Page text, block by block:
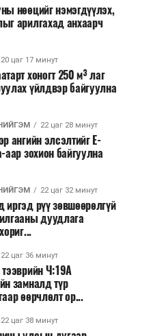
нөөцийг нэмэгдүүлэх,
арилгахад анхаарч
20 цаг 17 минут
хоногт 250 м³ лаг
үйлдвэр байгуулна
22 цаг 28 минут
ангийн элсэлтийг E-
аар зохион байгуулна
22 цаг 32 минут
иргэд рүү зөвшөөрөлгүй
дуудлага
22 цаг 36 минут
тээврийн Ч:19А
замналд түр
өөрчлөлт ор...
22 цаг 38 минут